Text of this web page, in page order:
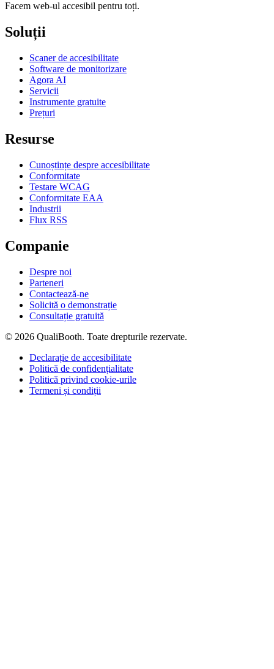
Facem web-ul accesibil pentru toți.
Soluții
Scaner de accesibilitate
Software de monitorizare
Agora AI
Servicii
Instrumente gratuite
Prețuri
Resurse
Cunoștințe despre accesibilitate
Conformitate
Testare WCAG
Conformitate EAA
Industrii
Flux RSS
Companie
Despre noi
Parteneri
Contactează-ne
Solicită o demonstrație
Consultație gratuită
© 2026 QualiBooth. Toate drepturile rezervate.
Declarație de accesibilitate
Politică de confidențialitate
Politică privind cookie-urile
Termeni și condiții